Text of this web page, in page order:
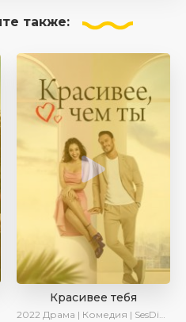
также:
Красивее тебя
2022 Драма | Комедия | SesDizi | AveTurk | Turok1990